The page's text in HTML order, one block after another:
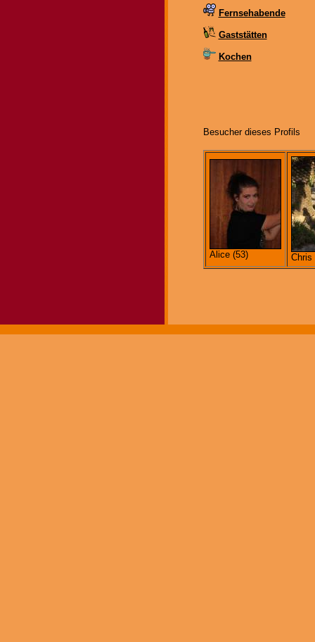
Fernsehabende
Gaststätten
Kochen
Besucher dieses Profils
Alice (53) Chris